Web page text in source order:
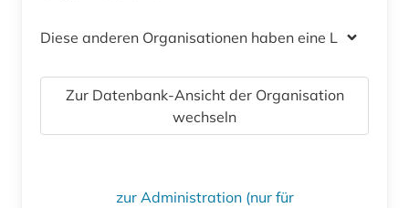
Diese anderen Organisationen haben eine Lizenz
Zur Datenbank-Ansicht der Organisation
wechseln
zur Administration (nur für